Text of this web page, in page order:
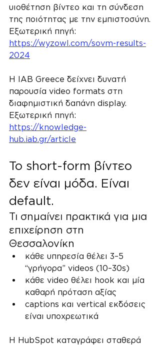
υιοθέτηση βίντεο και τη σύνδεση
της ποιότητας με την εμπιστοσύνη.
Εξωτερική πηγή:
https://wyzowl.com/sovm-results-
2024
Η IAB Greece δείχνει δυνατή
παρουσία video formats στη
διαφημιστική δαπάνη display.
Εξωτερική πηγή:
https://knowledge-
hub.iab.gr/article
Το short-form βίντεο
δεν είναι μόδα. Είναι
default.
Τι σημαίνει πρακτικά για μια
επιχείρηση στη
Θεσσαλονίκη
κάθε υπηρεσία θέλει 3–5
“γρήγορα” videos (10–30s)
κάθε video θέλει hook και μία
καθαρή πρόταση αξίας
captions και vertical εκδόσεις
είναι υποχρεωτικά
Η HubSpot καταγράφει σταθερά